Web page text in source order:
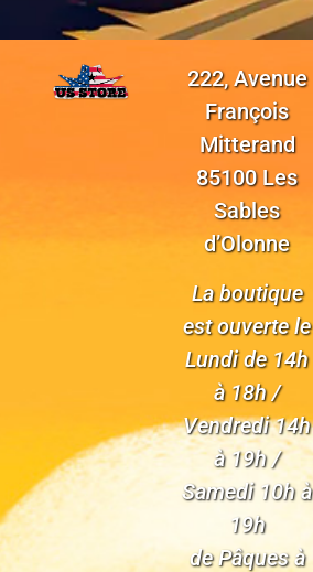
222, Avenue
François
Mitterand
85100 Les
Sables
d’Olonne
La boutique
est ouverte le
Lundi de 14h
à 18h /
Vendredi 14h
à 19h /
Samedi 10h à
19h
de Pâques à